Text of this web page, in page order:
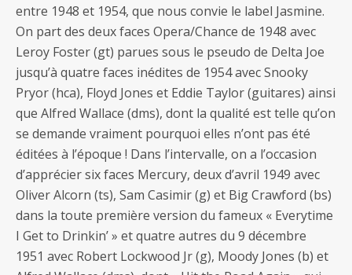
entre 1948 et 1954, que nous convie le label Jasmine.
On part des deux faces Opera/Chance de 1948 avec
Leroy Foster (gt) parues sous le pseudo de Delta Joe
jusqu’à quatre faces inédites de 1954 avec Snooky
Pryor (hca), Floyd Jones et Eddie Taylor (guitares) ainsi
que Alfred Wallace (dms), dont la qualité est telle qu’on
se demande vraiment pourquoi elles n’ont pas été
éditées à l’époque ! Dans l’intervalle, on a l’occasion
d’apprécier six faces Mercury, deux d’avril 1949 avec
Oliver Alcorn (ts), Sam Casimir (g) et Big Crawford (bs)
dans la toute première version du fameux « Everytime
I Get to Drinkin’ » et quatre autres du 9 décembre
1951 avec Robert Lockwood Jr (g), Moody Jones (b) et